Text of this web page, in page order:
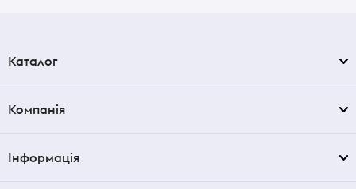
Каталог
Компанія
Інформація